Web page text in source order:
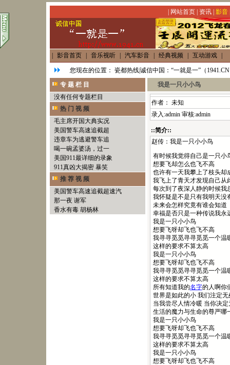
网站首页| 资讯| 影音
影音首页 音乐视听 汽车影音 经典视频 互动游戏
您现在的位置： 瓷都热线|诚信中国：“一就是一”（
专 题 栏 目
没有任何专题栏目
热 门 视 频
毛主席开国大典实况
美国警车高速追截超
违章车为逃避警车追
喝一碗孟婆汤，过一
美国911最详细的录象
911真凶大揭密 暴笑
推 荐 视 频
美国警车高速追截超速汽
那一夜 谢军
香水有毒 胡杨林
我是一只小小鸟
作者： 未知
录入:admin 审核:admin
::简介::
赵传：我是一只小小鸟
有时候我觉得自己是一只小
想要飞却怎么也飞不高
也许有一天我攀上了枝头却
我飞上了青天才发现自己从
每次到了夜深人静的时候我
我怀疑是不是只有我明天没
未来会怎样究竟有谁会知道
幸福是否只是一种传说我永
我是一只小小鸟
想要飞呀却飞也飞不高
我寻寻觅觅寻寻觅觅一个温
这样的要求不算太高
我是一只小小鸟
想要飞呀却飞也飞不高
我寻寻觅觅寻寻觅觅一个温
这样的要求不算太高
所有知道我的名字的人啊你
世界是如此的小 我们注定无
当我尝尽人情冷暖 当你决
生活的魔力与生命的尊严哪
我是一只小小鸟
想要飞呀却飞也飞不高
我寻寻觅觅寻寻觅觅一个温
这样的要求不算太高
我是一只小小鸟
想要飞呀却飞也飞不高